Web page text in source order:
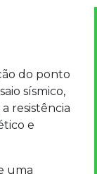
do ponto
sísmico,
resistência
e
uma